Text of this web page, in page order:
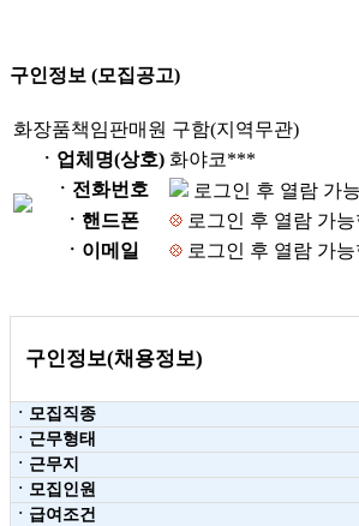
구인정보 (모집공고)
화장품책임판매원 구함(지역무관)
ㆍ업체명(상호) 화야코***
ㆍ전화번호
로그인 후 열람 가
ㆍ핸드폰
로그인 후 열람 가
ㆍ이메일
로그인 후 열람 가
구인정보(채용정보)
ㆍ모집직종
ㆍ근무형태
ㆍ근무지
ㆍ모집인원
ㆍ급여조건